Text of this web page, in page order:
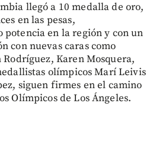
llegó a 10 medalla de oro,
en las pesas,
potencia en la región y con un
con nuevas caras como
Karen Mosquera,
olímpicos Marí Leivis
siguen firmes en el camino
Olímpicos de Los Ángeles.